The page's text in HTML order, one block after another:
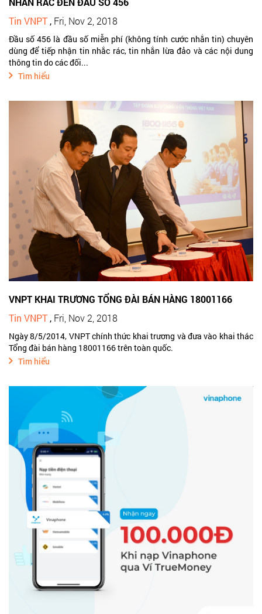
Tin VNPT , Fri, Nov 2, 2018
Đầu số 456 là đầu số miễn phí (không tính cước nhắn tin) chuyên
dùng để tiếp nhận tin nhắc rác, tin nhắn lừa đảo và các nội dung
thông tin do các đối...
Tìm hiểu
VNPT KHAI TRƯƠNG TỔNG ĐÀI BÁN HÀNG 18001166
Tin VNPT , Fri, Nov 2, 2018
Ngày 8/5/2014, VNPT chính thức khai trương và đưa vào khai thác
Tổng đài bán hàng 18001166 trên toàn quốc.
Tìm hiểu